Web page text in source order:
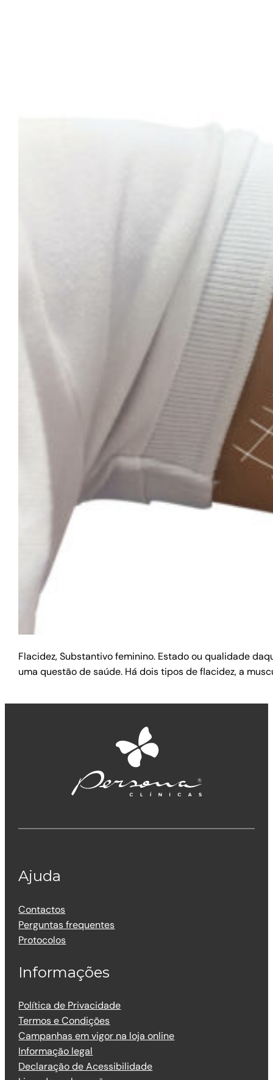
Flacidez, Substantivo feminino. Estado ou qualidade
uma questão de saúde. Há dois tipos de flacidez, a
Ajuda
Contactos
Perguntas frequentes
Protocolos
Informações
Política de Privacidade
Termos e Condições
Campanhas em vigor na loja online
Informação legal
Declaração de Acessibilidade